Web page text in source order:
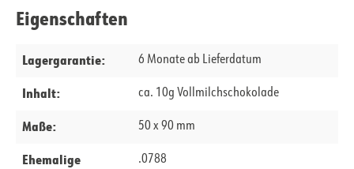
Eigenschaften
Lagergarantie: 6 Monate ab Lieferdatum
Inhalt: ca. 10g Vollmilchschokolade
Maße: 50 x 90 mm
Ehemalige
.0788